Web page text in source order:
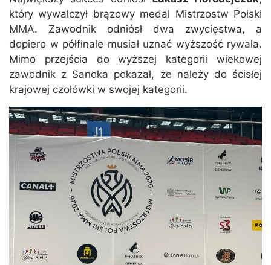
który wywalczył brązowy medal Mistrzostw Polski
MMA. Zawodnik odniósł dwa zwycięstwa, a
dopiero w półfinale musiał uznać wyższość rywala.
Mimo przejścia do wyższej kategorii wiekowej
zawodnik z Sanoka pokazał, że należy do ścisłej
krajowej czołówki w swojej kategorii.